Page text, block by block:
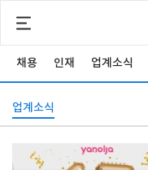
채용 인재 업계소식
업계소식